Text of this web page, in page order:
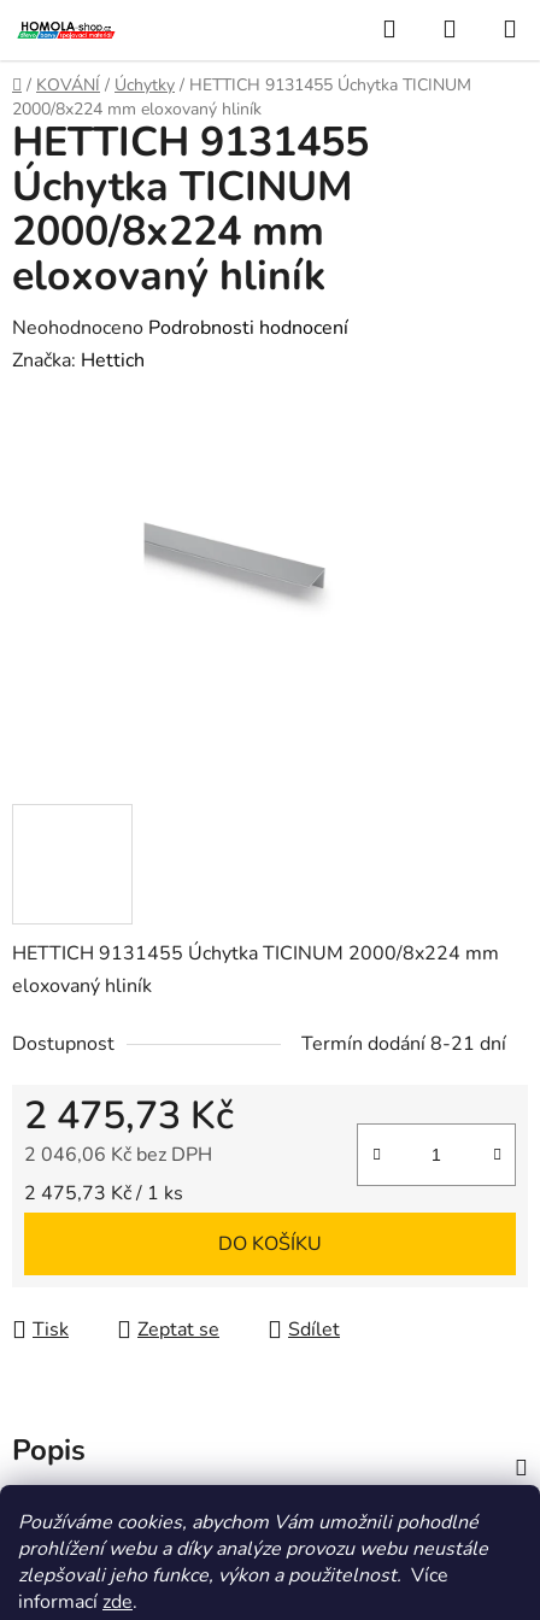
Používáme cookies, abychom Vám umožnili pohodlné
prohlížení webu a díky analýze provozu webu neustále
zlepšovali jeho funkce, výkon a použitelnost. Více
informacízde.
na
obsah
Hledat
KOŠÍK
Domů
/ KOVÁNÍ / Úchytky / HETTICH 9131455 Úchytka TICINUM
2000/8x224 mm eloxovaný hliník
HETTICH 9131455 Úchytka TICINUM 2000/8x224 mm
eloxovaný hliník
Dostupnost Termín dodání 8-21 dní
2 475,73 Kč
2 046,06 Kč bez DPH
Měrná cena:
2 475,73 Kč / 1 ks
DO KOŠÍKU
Tisk Zeptat se Sdílet
HETTICH 9131455
Úchytka TICINUM
2000/8x224 mm
eloxovaný hliník
Průměrné
hodnocení
Neohodnoceno Podrobnosti hodnocení
Značka: Hettich
Popis
Diskuze